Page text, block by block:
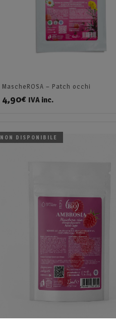
MascheROSA – Patch occhi
4,90€ IVA inc.
NON DISPONIBILE